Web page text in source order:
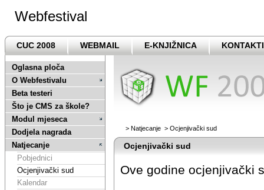
Webfestival
CUC 2008 WEBMAIL E-KNJIŽNICA KONTAKTI
Oglasna ploča
O Webfestivalu
Beta testeri
Što je CMS za škole?
Modul mjeseca
Dodjela nagrada
Natjecanje
Pobjednici
Ocjenjivački sud
Kalendar
> Natjecanje> Ocjenjivački sud
Ocjenjivački sud
Ove godine ocjenjivački